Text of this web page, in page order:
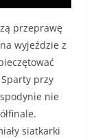
przeprawę
wyjeździe z
przy
nie
siatkarki